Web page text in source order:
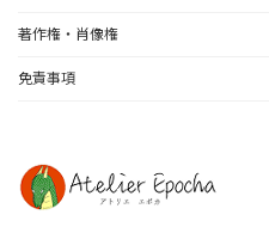
著作権・肖像権
免責事項